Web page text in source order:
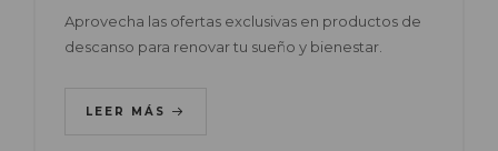
Aprovecha las ofertas exclusivas en productos de
descanso para renovar tu sueño y bienestar.
LEER MÁS